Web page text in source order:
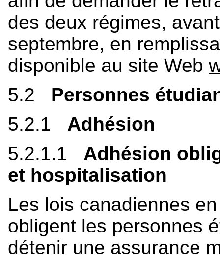
des deux régimes,
septembre, en
disponible au site Web
5.2 Personnes
5.2.1 Adhésion
5.2.1.1 Adhésion
et hospitalisation
Les lois canadiennes
obligent les personnes
détenir une assurance